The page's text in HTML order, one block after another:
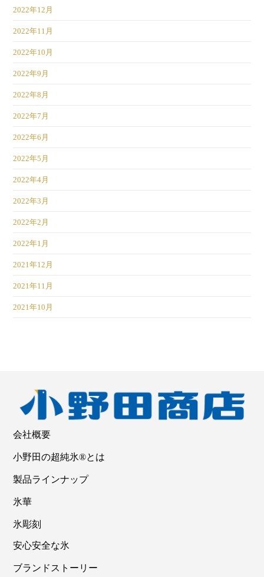
2022年12月
2022年11月
2022年10月
2022年9月
2022年8月
2022年7月
2022年6月
2022年5月
2022年4月
2022年3月
2022年2月
2022年1月
2021年12月
2021年11月
2021年10月
会社概要
小野田の超純氷®とは
製品ラインナップ
氷華
氷彫刻
安心安全な氷
ブランドストーリー